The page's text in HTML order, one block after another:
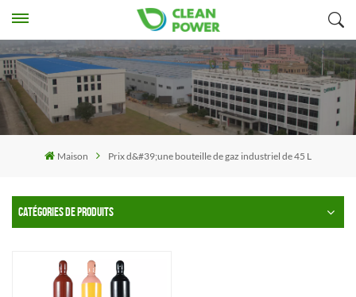
Maison Prix ​​d&#39;une bouteille de gaz industriel de 45 L
CATÉGORIES DE PRODUITS